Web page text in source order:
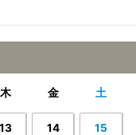
木 金 土
13 14 15